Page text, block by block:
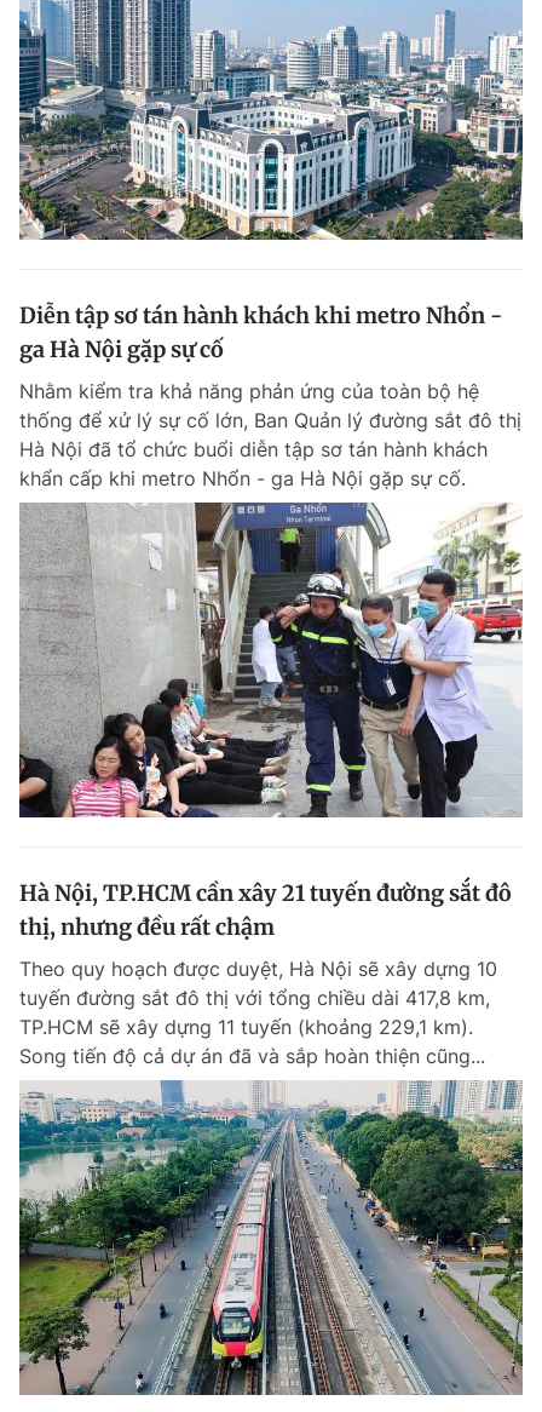
Diễn tập sơ tán hành khách khi metro Nhổn -
ga Hà Nội gặp sự cố
Nhằm kiểm tra khả năng phản ứng của toàn bộ hệ
thống để xử lý sự cố lớn, Ban Quản lý đường sắt đô thị
Hà Nội đã tổ chức buổi diễn tập sơ tán hành khách
khẩn cấp khi metro Nhổn - ga Hà Nội gặp sự cố.
Hà Nội, TP.HCM cần xây 21 tuyến đường sắt đô
thị, nhưng đều rất chậm
Theo quy hoạch được duyệt, Hà Nội sẽ xây dựng 10
tuyến đường sắt đô thị với tổng chiều dài 417,8 km,
TP.HCM sẽ xây dựng 11 tuyến (khoảng 229,1 km).
Song tiến độ cả dự án đã và sắp hoàn thiện cũng...